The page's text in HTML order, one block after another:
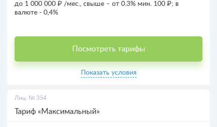
до 1 000 000 ₽ /мес., свыше – от 0.3% мин. 100 ₽; в
валюте - 0,4%
Посмотреть тарифы
Показать условия
Лиц. № 354
Тариф «Максимальный»